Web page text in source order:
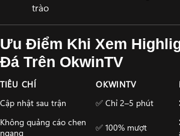
trào
Ưu Điểm Khi Xem
Đá Trên OkwinTV
TIÊU CHÍ OKWINTV
Cập nhật sau trận
✅ Chỉ 2–5 phút
Không quảng cáo chen
ngang
✅ 100% mượt